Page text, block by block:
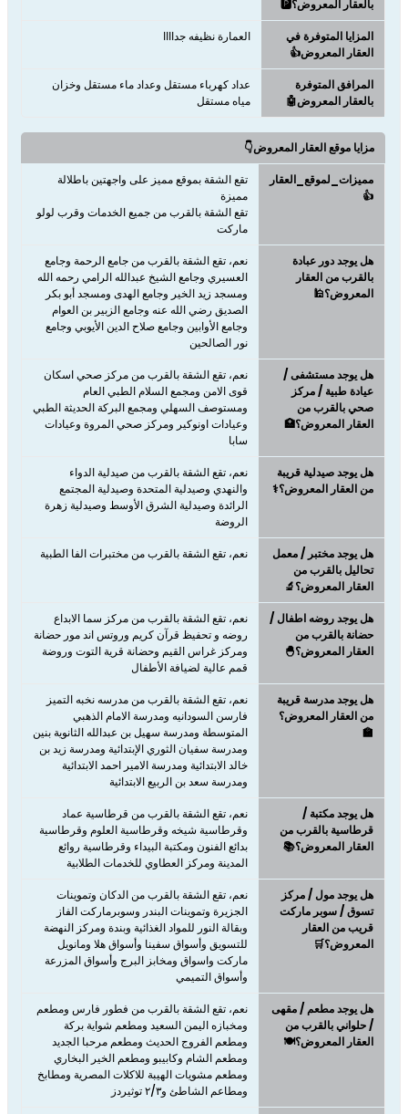
بالعقار المعروض؟🅿️
المزايا المتوفرة في
العقار المعروض👍
​​​​​​​العمارة نظيفه جداااا
المرافق المتوفرة
بالعقار المعروض🤖
عداد كهرباء مستقل وعداد ماء مستقل وخزان
مياه مستقل
مزايا موقع العقار المعروض👇
مميزات_لموقع_العقار
👍
تقع الشقة بموقع مميز على واجهتين باطلالة
تقع الشقة بالقرب من جميع الخدمات وقرب لولو
ماركت
هل يوجد دور عبادة
بالقرب من العقار
المعروض؟🕌
نعم، تقع الشقة بالقرب من جامع الرحمة وجامع
العسيري وجامع الشيخ عبدالله الرامي رحمه الله
ومسجد زيد الخير وجامع الهدى ومسجد أبو بكر
الصديق رضي الله عنه وجامع الزبير بن العوام
وجامع الأوابين وجامع صلاح الدين الأيوبي وجامع
نور الصالحين
هل يوجد مستشفى /
عيادة طبية / مركز
صحي بالقرب من
العقار المعروض؟🏥
نعم، تقع الشقة بالقرب من مركز صحي اسكان
قوى الامن ومجمع السلام الطبي العام
ومستوصف السهلي ومجمع البركة الحديثة الطبي
وعيادات اونوكير ومركز صحي المروة وعيادات
سابا
هل يوجد صيدلية قريبة
من العقار المعروض؟⚕️
نعم، تقع الشقة بالقرب من صيدلية الدواء
والنهدي وصيدلية المتحدة وصيدلية المجتمع
الرائدة وصيدلية الشرق الأوسط وصيدلية زهرة
الروضة
هل يوجد مختبر / معمل
تحاليل بالقرب من
العقار المعروض؟🔬
نعم، تقع الشقة بالقرب من مختبرات الفا الطبية
هل يوجد روضه اطفال /
حضانة بالقرب من
العقار المعروض؟🐣
نعم، تقع الشقة بالقرب من مركز سما الابداع
روضه و تحفيظ قرآن كريم وروتس اند مور حضانة
ومركز غراس القيم وحضانة قرية التوت وروضة
قمم عالية لضيافة الأطفال
هل يوجد مدرسة قريبة
من العقار المعروض؟
🏫
نعم، تقع الشقة بالقرب من مدرسه نخبه التميز
فارسن السودانيه ومدرسة الامام الذهبي
المتوسطة ومدرسة سهيل بن عبدالله الثانوية بنين
ومدرسة سفيان الثوري الإبتدائية ومدرسة زيد بن
خالد الابتدائية ومدرسة الامير احمد الابتدائية
ومدرسة سعد بن الربيع الابتدائية
هل يوجد مكتبة /
قرطاسية بالقرب من
العقار المعروض؟📚
نعم، تقع الشقة بالقرب من قرطاسية عماد
وقرطاسية شيخه وقرطاسية العلوم وقرطاسية
بدائع الفنون ومكتبة البيداء وقرطاسية روائع
المدينة ومركز العطاوي للخدمات الطلابية
هل يوجد مول / مركز
تسوق / سوبر ماركت
قريب من العقار
المعروض؟🛒
نعم، ​​​​​​​تقع الشقة بالقرب من الدكان وتموينات
الجزيرة وتموينات البندر وسوبرماركت الفاز
وبقالة النور للمواد الغذائية وبندة ومركز النهضة
للتسويق وأسواق سفينا وأسواق هلا ومانويل
ماركت واسواق ومخابز البرج وأسواق المزرعة
وأسواق التميمي
هل يوجد مطعم / مقهى
/ حلواني بالقرب من
العقار المعروض؟🍽️
نعم، ​​​​​​​تقع الشقة بالقرب من فطور فارس ومطعم
ومخبازه اليمن السعيد ومطعم شواية بركة
ومطعم الفروج الحديث ومطعم مرحبا الجديد
ومطعم الشام وكابيبو ومطعم الخير البخاري
ومطعم مشويات الهيبة للاكلات المصرية ومطابخ
ومطاعم الشاطئ و٢/٣ توثيردز